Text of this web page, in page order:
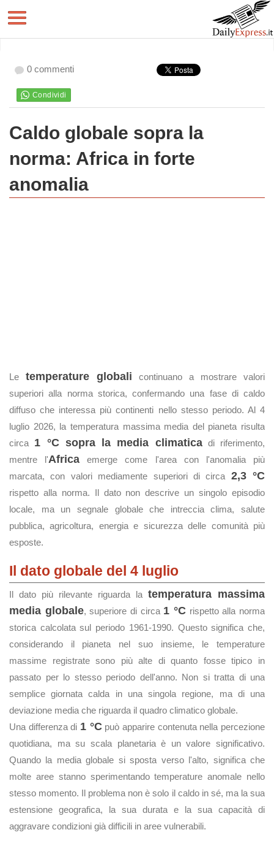
0 commenti
Caldo globale sopra la
norma: Africa in forte
anomalia
Le temperature globali continuano a mostrare valori
superiori alla norma storica, confermando una fase di caldo
diffuso che interessa più continenti nello stesso periodo. Al 4
luglio 2026, la temperatura massima media del pianeta risulta
circa 1 °C sopra la media climaticadi riferimento,
mentre l'Africa emerge come l'area con l'anomalia più
marcata, con valori mediamente superiori di circa 2,3 °C
rispetto alla norma. Il dato non descrive un singolo episodio
locale, ma un segnale globale che intreccia clima, salute
pubblica, agricoltura, energia e sicurezza delle comunità più
esposte.
Il dato globale del 4 luglio
Il dato più rilevante riguarda la temperatura massima
media globale, superiore di circa 1 °C rispetto alla norma
storica calcolata sul periodo 1961-1990. Questo significa che,
considerando il pianeta nel suo insieme, le temperature
massime registrate sono più alte di quanto fosse tipico in
passato per lo stesso periodo dell'anno. Non si tratta di una
semplice giornata calda in una singola regione, ma di una
deviazione media che riguarda il quadro climatico globale.
Una differenza di 1 °Cpuò apparire contenuta nella percezione
quotidiana, ma su scala planetaria è un valore significativo.
Quando la media globale si sposta verso l'alto, significa che
molte aree stanno sperimentando temperature anomale nello
stesso momento. Il problema non è solo il caldo in sé, ma la sua
estensione geografica, la sua durata e la sua capacità di
aggravare condizioni già difficili in aree vulnerabili.